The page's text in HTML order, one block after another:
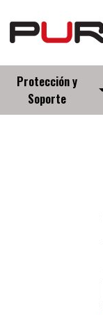
Protección y
Soporte